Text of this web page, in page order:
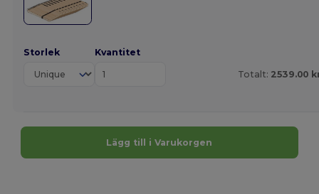
Storlek Kvantitet
Totalt: 2539.00
Lägg till i Varukorgen